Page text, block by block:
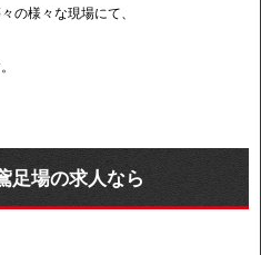
の様々な現場にて、
足場の求人なら